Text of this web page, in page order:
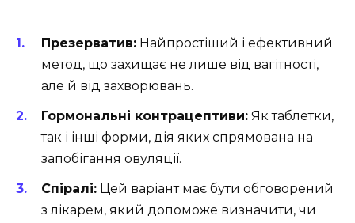
Презерватив: Найпростіший і ефективний
метод, що захищає не лише від вагітності,
але й від захворювань.
Гормональні контрацептиви: Як таблетки,
так і інші форми, дія яких спрямована на
запобігання овуляції.
Спіралі: Цей варіант має бути обговорений
з лікарем, який допоможе визначити, чи